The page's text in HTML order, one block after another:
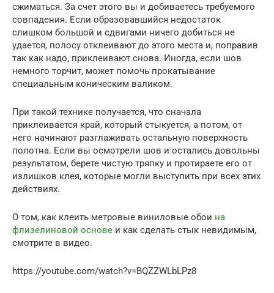
сжиматься. За счет этого вы и добиваетесь требуемого
совпадения. Если образовавшийся недостаток
слишком большой и сдвигами ничего добиться не
удается, полосу отклеивают до этого места и, поправив
так как надо, приклеивают снова. Иногда, если шов
немного торчит, может помочь прокатывание
специальным коническим валиком.
При такой технике получается, что сначала
приклеивается край, который стыкуется, а потом, от
него начинают разглаживать остальную поверхность
полотна. Если вы осмотрели шов и остались довольны
результатом, берете чистую тряпку и протираете его от
излишков клея, которые могли выступить при всех этих
действиях.
О том, как клеить метровые виниловые обои на
флизелиновой основе и как сделать стык невидимым,
смотрите в видео.
https://youtube.com/watch?v=BQZZWLbLPz8